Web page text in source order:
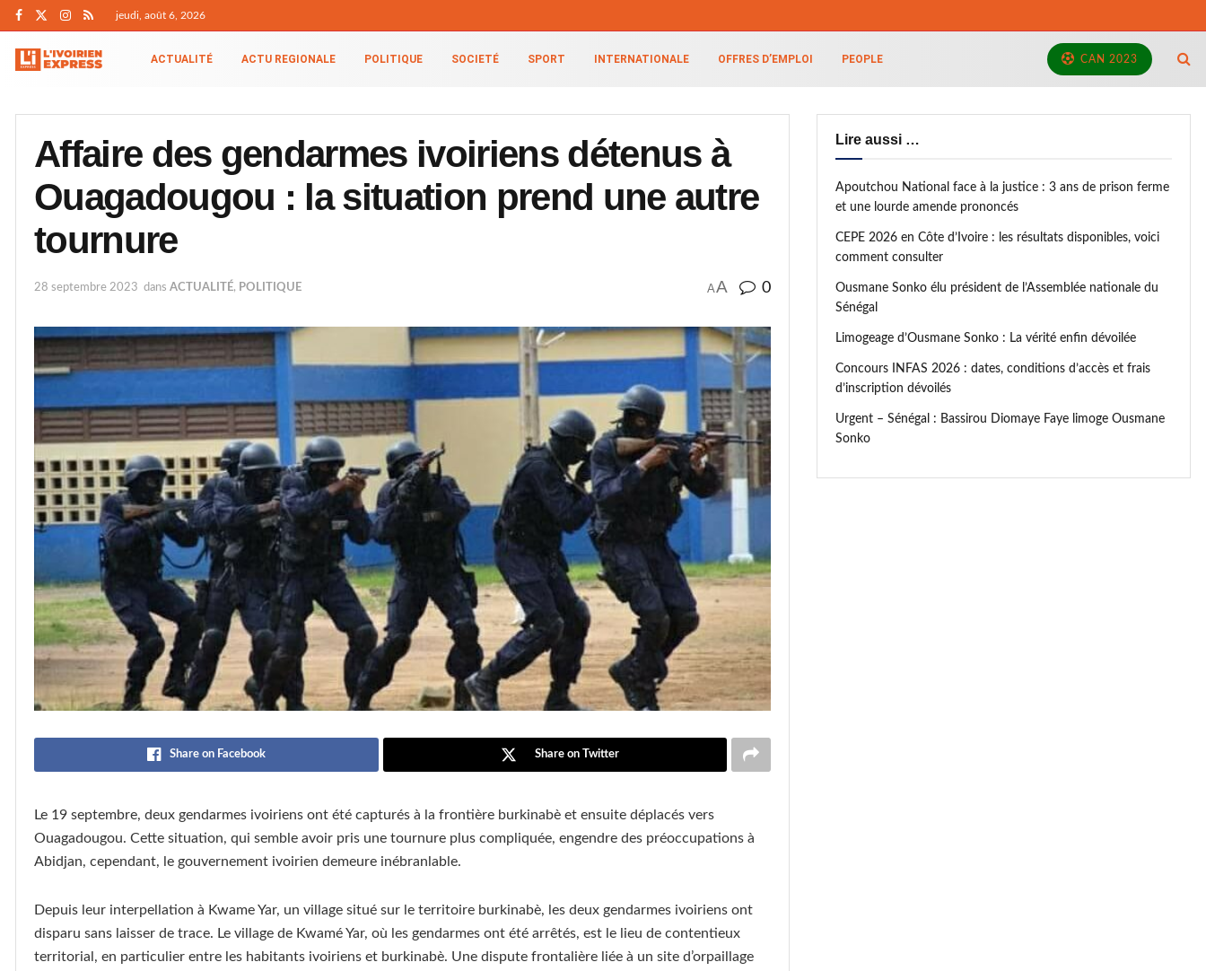
jeudi, août 6, 2026
ACTUALITÉ ACTU REGIONALE POLITIQUE SOCIETÉ SPORT INTERNATIONALE OFFRES D’EMPLOI PEOPLE CAN 2023
Affaire des gendarmes ivoiriens détenus à
Ouagadougou : la situation prend une autre
tournure
28 septembre 2023 dans ACTUALITÉ, POLITIQUE AA 0
Share on Facebook Share on Twitter
Le 19 septembre, deux gendarmes ivoiriens ont été capturés à la frontière burkinabè et ensuite déplacés vers
Ouagadougou. Cette situation, qui semble avoir pris une tournure plus compliquée, engendre des préoccupations à
Abidjan, cependant, le gouvernement ivoirien demeure inébranlable.
Depuis leur interpellation à Kwame Yar, un village situé sur le territoire burkinabè, les deux gendarmes ivoiriens ont
disparu sans laisser de trace. Le village de Kwamé Yar, où les gendarmes ont été arrêtés, est le lieu de contentieux
territorial, en particulier entre les habitants ivoiriens et burkinabè. Une dispute frontalière liée à un site d’orpaillage
Lire aussi …
Apoutchou National face à la justice : 3 ans de prison ferme
et une lourde amende prononcés
CEPE 2026 en Côte d’Ivoire : les résultats disponibles, voici
comment consulter
Ousmane Sonko élu président de l’Assemblée nationale du
Sénégal
Limogeage d’Ousmane Sonko : La vérité enfin dévoilée
Concours INFAS 2026 : dates, conditions d’accès et frais
d’inscription dévoilés
Urgent – Sénégal : Bassirou Diomaye Faye limoge Ousmane
Sonko